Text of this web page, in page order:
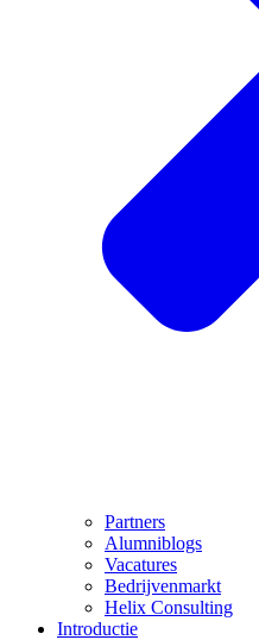
Partners
Alumniblogs
Vacatures
Bedrijvenmarkt
Helix Consulting
Introductie